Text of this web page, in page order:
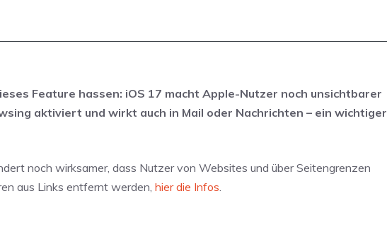
Feature hassen: iOS 17 macht Apple-Nutzer noch unsichtbarer
aktiviert und wirkt auch in Mail oder Nachrichten – ein wichtiger
noch wirksamer, dass Nutzer von Websites und über Seitengrenzen
aus Links entfernt werden, hier die Infos